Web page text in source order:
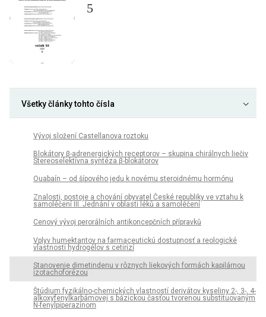
5
Všetky články tohto čísla
Vývoj složení Castellanova roztoku
Blokátory β-adrenergických receptorov – skupina chirálnych liečiv
Stereoselektívna syntéza β-blokátorov
Ouabaín – od šípového jedu k novému steroidnému hormónu
Znalosti, postoje a chování obyvatel České republiky ve vztahu k
samoléčení III. Jednání v oblasti léků a samoléčení
Cenový vývoj perorálních antikoncepčních přípravků
Vplyv humektantov na farmaceutickú dostupnosť a reologické
vlastnosti hydrogélov s cetirizí
Stanovenie dimetindenu v rôznych liekových formách kapilárnou
izotachoforézou
Štúdium fyzikálno-chemických vlastností derivátov kyseliny 2-, 3-, 4-
alkoxyfenylkarbámovej s bázickou časťou tvorenou substituovaným
N-fenylpiperazínom